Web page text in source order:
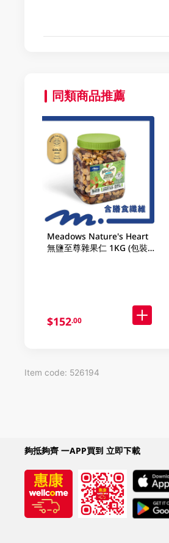
同類商品推薦
Meadows Nature's Heart
無鹽至尊雜果仁 1KG (包裝
$152.00
Item code: 526194
夠抵夠齊 一APP買到 立即下載